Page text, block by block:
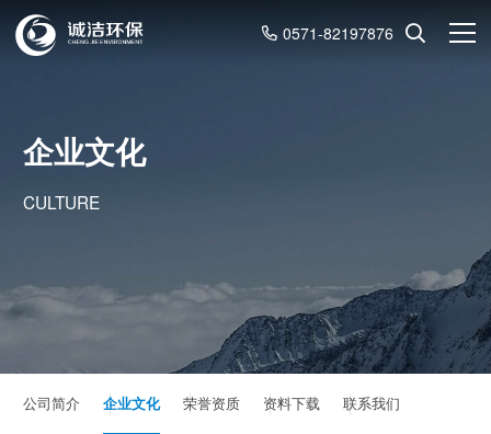
0571-82197876
企业文化
CULTURE
公司简介 企业文化 荣誉资质 资料下载 联系我们